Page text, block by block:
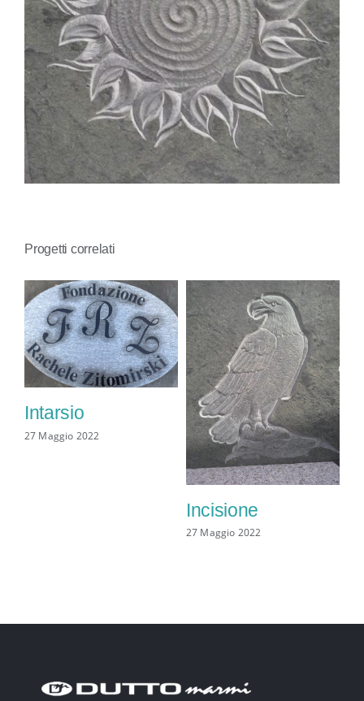
CONTATTI
Progetti correlati
Intarsio
27 Maggio 2022
Incisione
27 Maggio 2022